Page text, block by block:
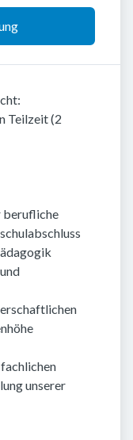
Teilzeit (2
berufliche
unserer